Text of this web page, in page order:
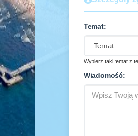
Temat:
Wybierz taki temat z
Wiadomość: